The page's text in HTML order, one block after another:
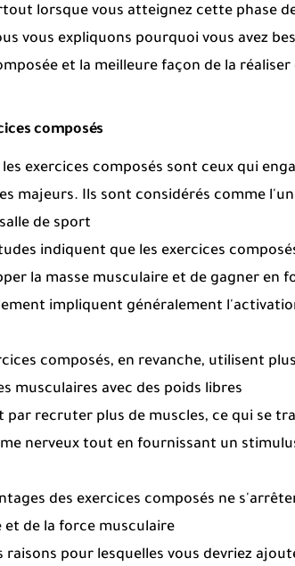
lorsque vous atteignez cette phase
vous expliquons pourquoi vous avez
et la meilleure façon de la réaliser
composés ?
exercices composés sont ceux qui
majeurs. Ils sont considérés comme
de sport
indiquent que les exercices
la masse musculaire et de gagner en
impliquent généralement
composés, en revanche, utilisent
musculaires avec des poids libres.
par recruter plus de muscles, ce qui se
nerveux tout en fournissant un
des exercices composés ne
et de la force musculaire.
raisons pour lesquelles vous devriez